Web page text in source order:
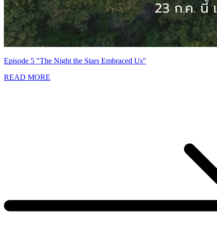
Episode 5 "The Night the Stars Embraced Us"
READ MORE